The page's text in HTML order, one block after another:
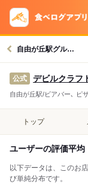
自由が丘駅グルメへ
公式 デビルクラフ
自由が丘駅/ビアバー､ ピ
トップ
ユーザーの評価平均
以下データは、このお
び単純分布です。